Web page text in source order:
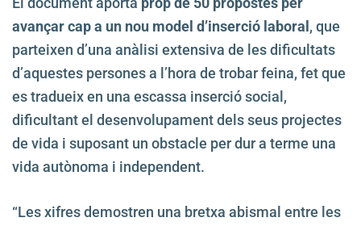
avançar cap a un nou model d’inserció laboral , que
parteixen d’una anàlisi extensiva de les dificultats
d’aquestes persones a l’hora de trobar feina, fet que
es tradueix en una escassa inserció social,
dificultant el desenvolupament dels seus projectes
de vida i suposant un obstacle per dur a terme una
vida autònoma i independent.
“Les xifres demostren una bretxa abismal entre les